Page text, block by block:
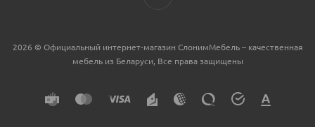
2026 © Официальный интернет-магазин СлонимМебель – качественная
мебель из Беларуси, Все права защищены